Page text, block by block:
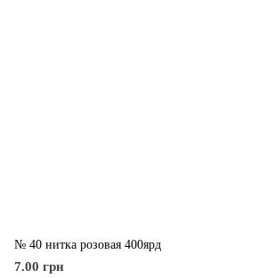
№ 40 нитка розовая 400ярд
7.00 грн